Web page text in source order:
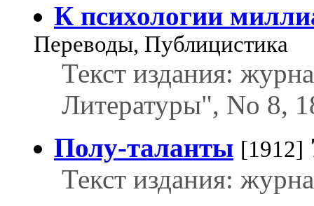
К психологии
Переводы, Публицистика
Текст издания:
Литературы", No 8,
Полу-таланты [1912]
Текст издания: